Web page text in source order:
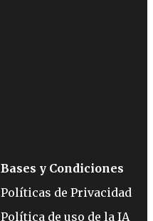
Bases y Condiciones
Políticas de Privacidad
Política de uso de la IA